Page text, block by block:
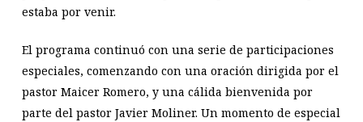
estaba por venir.
El programa continuó con una serie de participaciones
especiales, comenzando con una oración dirigida por el
pastor Maicer Romero, y una cálida bienvenida por
parte del pastor Javier Moliner. Un momento de especial